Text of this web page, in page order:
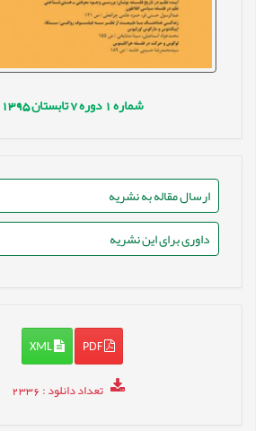
شماره1 دوره7 تابستان1395
ارسال مقاله به نشریه
داوری برای این نشریه
PDF
XML
تعداد دانلود: 2336